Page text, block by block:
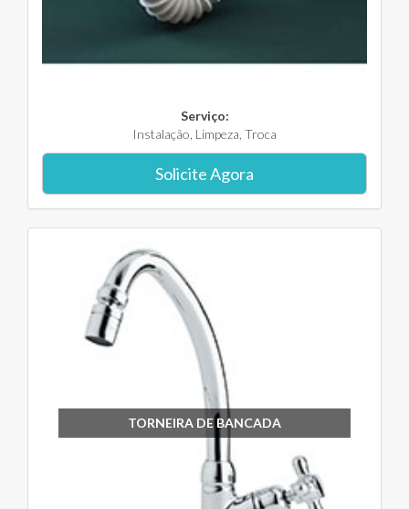
Serviço:
Instalação, Limpeza, Troca
Solicite Agora
TORNEIRA DE BANCADA